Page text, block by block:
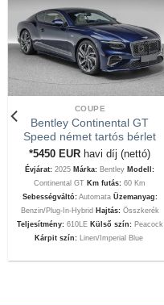
COUPE
Bentley Continental GT
Speed német tartós bérlet
*5450 EUR havi díj (nettó)
Évjárat: 2025 Márka: Bentley Modell:
Continental GT Km futás:60 Km
Sebességváltó:Automata Üzemanyag:
Benzin/Plug-In-Hybrid Hajtás:Összkerék
Teljesítmény:610LE Külső szín: Peacock
Kárpit szín:Linen/Imperial Blue